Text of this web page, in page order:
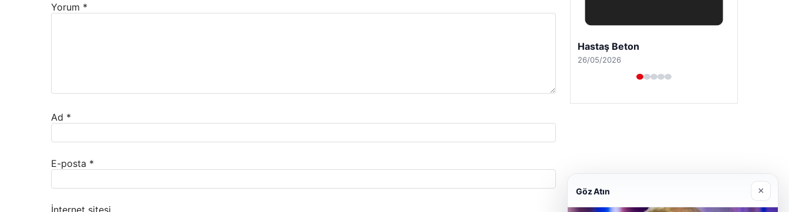
Yorum *
Ad *
E-posta *
İnternet sitesi
Prenses Night Club
29/04/2026
Göz Atın ×